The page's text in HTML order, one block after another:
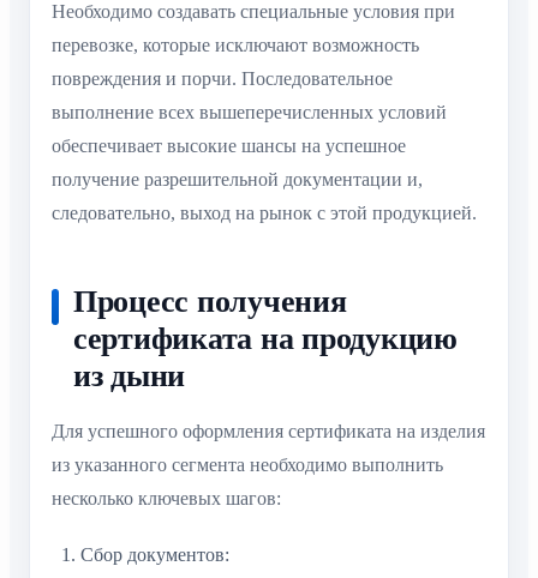
Необходимо создавать специальные условия при
перевозке, которые исключают возможность
повреждения и порчи. Последовательное
выполнение всех вышеперечисленных условий
обеспечивает высокие шансы на успешное
получение разрешительной документации и,
следовательно, выход на рынок с этой продукцией.
Процесс получения
сертификата на продукцию
из дыни
Для успешного оформления сертификата на изделия
из указанного сегмента необходимо выполнить
несколько ключевых шагов:
Сбор документов: